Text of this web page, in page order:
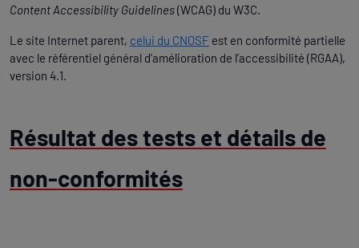
Content Accessibility Guidelines(WCAG) du W3C.
Le site Internet parent, celui du CNOSF est en conformité partielle
avec le référentiel général d’amélioration de l’accessibilité (RGAA),
version 4.1.
Résultat des tests et détails de
non-conformités